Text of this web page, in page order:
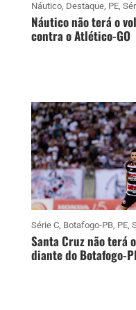
Náutico, Destaque, PE,
Náutico não terá o
contra o Atlético-GO
Série C, Botafogo-PB, PE,
Santa Cruz não terá
diante do Botafogo-